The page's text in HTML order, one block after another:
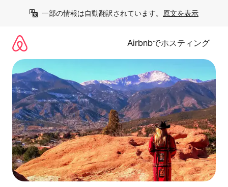
一部の情報は自動翻訳されています。 原文を表示
Airbnbでホスティング